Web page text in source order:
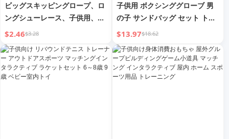
ビッグスキッピングロープ、ロ
ングシューレース、子供用、複
数人用ジャンプ、小学校児童
用、太いロングシューレース、
グループ、集団、3人用、
5/7/10M、シェイプロングロー
プ
$2.46$3.28
子供用 ボクシンググローブ 男
の子 サンドバッグ セット トレ
ーニング機器 子供用 垂直リア
クションターゲット タンブラー
自宅用 おもちゃ
$13.97$18.62